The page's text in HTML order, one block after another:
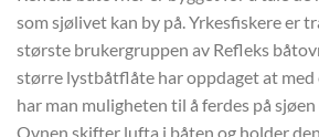
som sjølivet kan by på. Yrkesfiskere er
største brukergruppen av Refleks
større lystbåtflåte har oppdaget at med
har man muligheten til å ferdes på
Ovnen skifter lufta i båten og holder